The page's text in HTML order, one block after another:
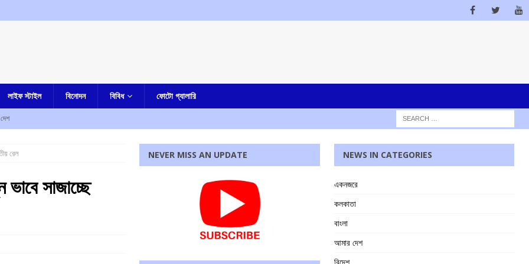
লাইফ স্টাইল বিনোদন বিবিধ ফোটো গ্যালারি
ফিরছেন মিঠুন চক্রবর্তী
বাংলা
রেল
ভাবে সাজাচ্ছে
NEVER MISS AN UPDATE NEWS IN CATEGORIES
একনজরে
কলকাতা
বাংলা
আমার দেশ